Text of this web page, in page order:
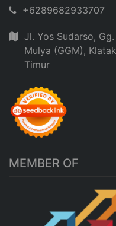
+6289682933707
Jl. Yos Sudarso,
Mulya (GGM),
Timur
MEMBER OF